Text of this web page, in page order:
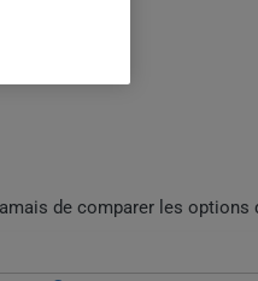
2024.
de comparer les options